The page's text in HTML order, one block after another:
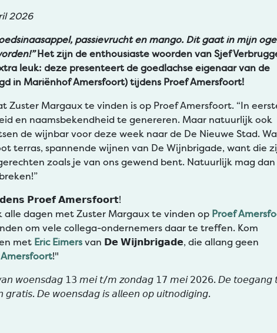
2026
passievrucht en mango. Dit gaat in mijn
Het zijn de enthousiaste woorden van Sjef
leuk: deze presenteert de goedlachse eigenaar van de
in Mariënhof Amersfoort) tijdens Proef Amersfoort!
Zuster Margaux te vinden is op Proef Amersfoort. “In
en naamsbekendheid te genereren. Maar natuurlijk ook
de wijnbar voor deze week naar de De Nieuwe Stad.
terras, spannende wijnen van De Wijnbrigade, want die
zoals je van ons gewend bent. Natuurlijk mag dan
𝗣𝗿𝗼𝗲𝗳 𝗔𝗺𝗲𝗿𝘀𝗳𝗼𝗼𝗿𝘁!
alle dagen met Zuster Margaux te vinden op Proef
om vele collega-ondernemers daar te treffen. Kom
met Eric Eimers van 𝗗𝗲 𝗪𝗶𝗷𝗻𝗯𝗿𝗶𝗴𝗮𝗱𝗲, die allang geen
!"
𝘸𝘰𝘦𝘯𝘴𝘥𝘢𝘨 𝟣𝟥 𝘮𝘦𝘪 𝘵/𝘮 𝘻𝘰𝘯𝘥𝘢𝘨 𝟣𝟩 𝘮𝘦𝘪 𝟤𝟢𝟤𝟨. 𝘋𝘦 𝘵𝘰𝘦𝘨𝘢𝘯𝘨
𝘋𝘦 𝘸𝘰𝘦𝘯𝘴𝘥𝘢𝘨 𝘪𝘴 𝘢𝘭𝘭𝘦𝘦𝘯 𝘰𝘱 𝘶𝘪𝘵𝘯𝘰𝘥𝘪𝘨𝘪𝘯𝘨.